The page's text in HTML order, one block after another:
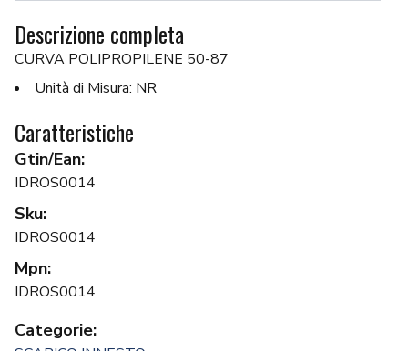
Descrizione completa
CURVA POLIPROPILENE 50-87
Unità di Misura: NR
Caratteristiche
Gtin/Ean:
IDROS0014
Sku:
IDROS0014
Mpn:
IDROS0014
Categorie: